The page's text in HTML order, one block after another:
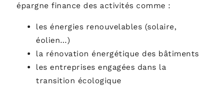
épargne finance des activités comme :
les énergies renouvelables (solaire,
éolien…)
la rénovation énergétique des bâtiments
les entreprises engagées dans la
transition écologique